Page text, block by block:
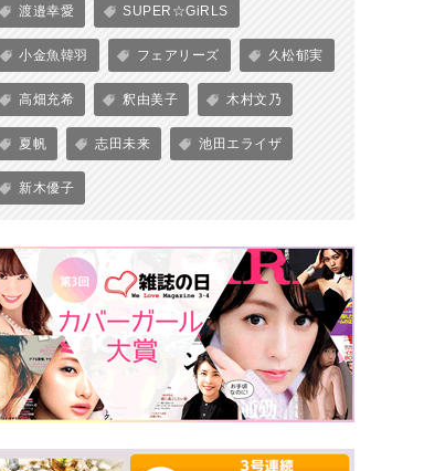
渡邉幸愛 SUPER☆GiRLS
小金魚韓羽 フェアリーズ 久松郁実
高畑充希 釈由美子 木村文乃
夏帆 志田未来 池田エライザ
新木優子